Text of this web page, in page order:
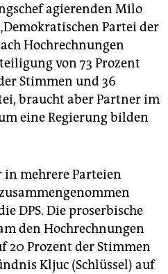
agierenden Milo
Partei der
Hochrechnungen
von 73 Prozent
Stimmen und 36
braucht aber Partner im
eine Regierung bilden
mehrere Parteien
DPS. Die proserbische
den Hochrechnungen
20 Prozent der Stimmen
Kljuc (Schlüssel) auf